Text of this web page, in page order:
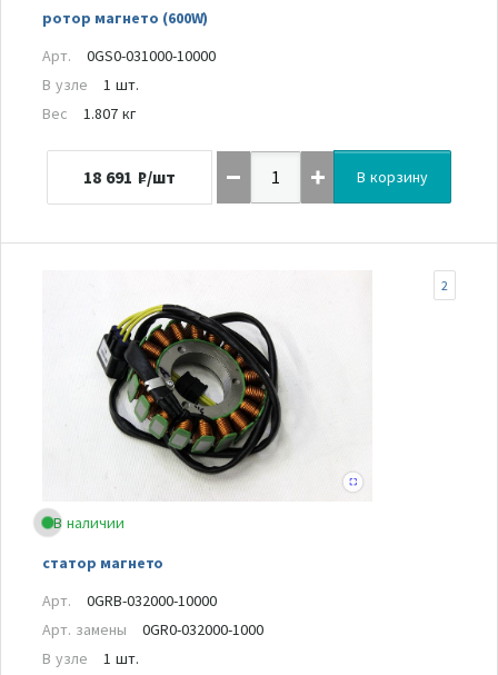
ротор магнето (600W)
Арт.
0GS0-031000-10000
В узле
1 шт.
Вес
1.807 кг
18 691 ₽/шт В корзину
В наличии
статор магнето
2
Арт.
0GRB-032000-10000
Арт. замены
0GR0-032000-1000
В узле
1 шт.